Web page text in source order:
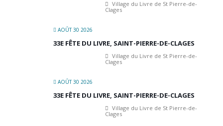
Village du Livre de St Pierre-de-
Clages
AOÛT 30 2026
33E FÊTE DU LIVRE, SAINT-PIERRE-DE-CLAGES
Village du Livre de St Pierre-de-
Clages
AOÛT 30 2026
33E FÊTE DU LIVRE, SAINT-PIERRE-DE-CLAGES
Village du Livre de St Pierre-de-
Clages